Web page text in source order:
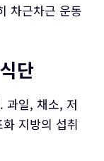
차근차근 운동
단
과일, 채소, 저
지방의 섭취